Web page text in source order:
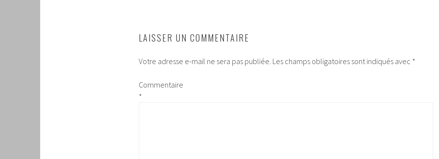
LAISSER UN COMMENTAIRE
Votre adresse e-mail ne sera pas publiée. Les champs obligatoires sont indiqués avec *
Commentaire
*